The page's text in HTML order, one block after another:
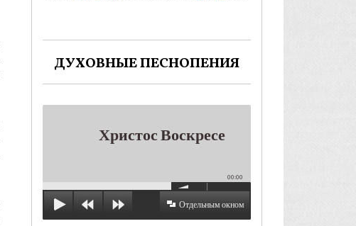
ДУХОВНЫЕ ПЕСНОПЕНИЯ
Христос Воскресе
00:00
Отдельным окном